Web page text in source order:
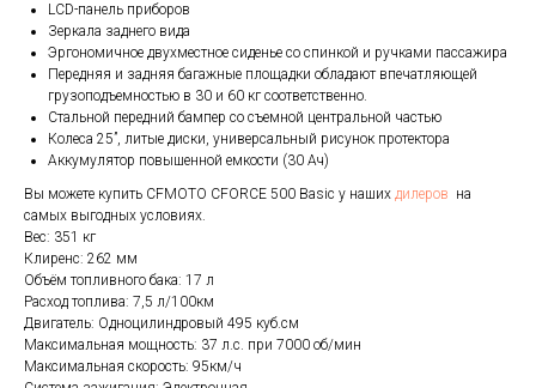
LCD-панель приборов
Зеркала заднего вида
Эргономичное двухместное сиденье со спинкой и ручками пассажира
Передняя и задняя багажные площадки обладают впечатляющей
грузоподъемностью в 30 и 60 кг соответственно.
Стальной передний бампер со съемной центральной частью
Колеса 25”, литые диски, универсальный рисунок протектора
Аккумулятор повышенной емкости (30 Ач)
Вы можете купить CFMOTO CFORCE 500 Basic у наших дилеров на
самых выгодных условиях.
Вес: 351 кг
Клиренс: 262 мм
Объём топливного бака: 17 л
Расход топлива: 7,5 л/100км
Двигатель: Одноцилиндровый 495 куб.см
Максимальная мощность: 37 л.с. при 7000 об/мин
Максимальная скорость: 95км/ч